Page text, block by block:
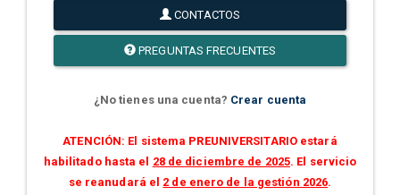
CONTACTOS
PREGUNTAS FRECUENTES
¿No tienes una cuenta? Crear cuenta
ATENCIÓN: El sistema PREUNIVERSITARIO estará
habilitado hasta el 28 de diciembre de 2025. El servicio
se reanudará el 2 de enero de la gestión 2026.